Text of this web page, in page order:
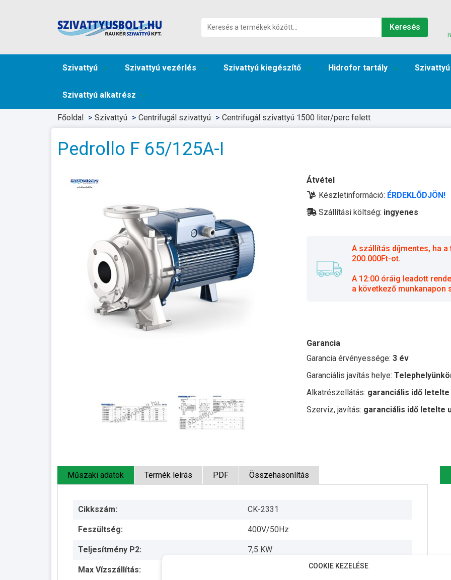
Keresés
Szivattyú Szivattyú vezérlés Szivattyú kiegészítő Hidrofor tartály
Szivattyú alkatrész
Főoldal Szivattyú Centrifugál szivattyú Centrifugál szivattyú 1500 liter/perc felett
Pedrollo F 65/125A-I
Átvétel
Készletinformáció: ÉRDEKLŐDJÖN!
Szállítási költség: ingyenes
A szállítás díjmentes, ha
200.000Ft-ot.
A 12:00 óráig leadott
a következő munkanapon
Garancia
Garancia érvényessége: 3 év
Garanciális javítás helye:
Alkatrészellátás: garanciális idő letelte
Szerviz, javítás: garanciális idő letelte
Műszaki adatok Termék leírás PDF Összehasonlítás
Cikkszám: CK-2331
Feszültség: 400V/50Hz
Teljesítmény P2: 7,5 KW
Max Vízszállítás: COOKIE KEZELÉSE